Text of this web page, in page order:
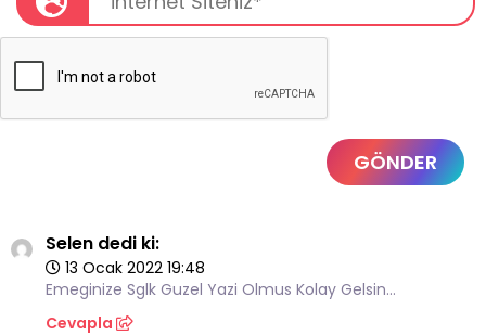
GÖNDER
Selen dedi ki:
13 Ocak 2022 19:48
Emeginize Sglk Guzel Yazi Olmus Kolay Gelsin…
Cevapla